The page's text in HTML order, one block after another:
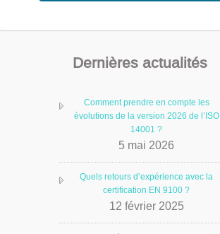
Dernières actualités
Comment prendre en compte les
évolutions de la version 2026 de l’ISO
14001 ?
5 mai 2026
Quels retours d’expérience avec la
certification EN 9100 ?
12 février 2025